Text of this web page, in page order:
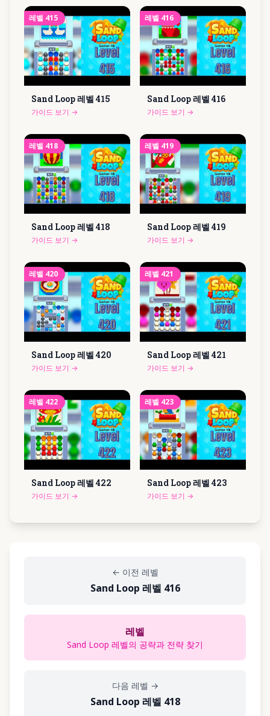
레벨 415
Sand Loop 레벨 415
가이드 보기 →
레벨 416
Sand Loop 레벨 416
가이드 보기 →
레벨 418
Sand Loop 레벨 418
가이드 보기 →
레벨 419
Sand Loop 레벨 419
가이드 보기 →
레벨 420
Sand Loop 레벨 420
가이드 보기 →
레벨 421
Sand Loop 레벨 421
가이드 보기 →
레벨 422
Sand Loop 레벨 422
가이드 보기 →
레벨 423
Sand Loop 레벨 423
가이드 보기 →
← 이전 레벨
Sand Loop 레벨 416
레벨
Sand Loop 레벨의 공략과 전략 찾기
다음 레벨 →
Sand Loop 레벨 418